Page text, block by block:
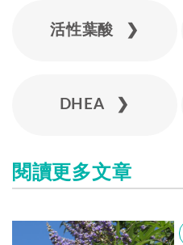
活性葉酸 ❯
DHEA ❯
閱讀更多文章